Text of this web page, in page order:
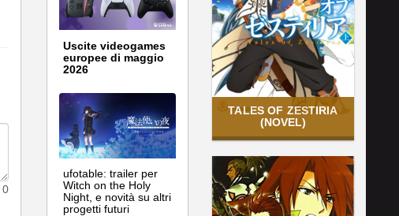
0
Uscite videogames
europee di maggio
2026
ufotable: trailer per
Witch on the Holy
Night, e novità su altri
progetti futuri
TALES OF ZESTIRIA
(NOVEL)